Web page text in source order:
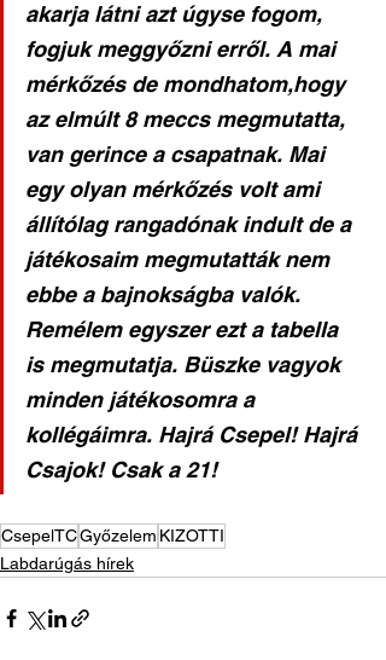
akarja látni azt úgyse fogom,
fogjuk meggyőzni erről. A mai
mérkőzés de mondhatom,hogy
az elmúlt 8 meccs megmutatta,
van gerince a csapatnak. Mai
egy olyan mérkőzés volt ami
állítólag rangadónak indult de a
játékosaim megmutatták nem
ebbe a bajnokságba valók.
Remélem egyszer ezt a tabella
is megmutatja. Büszke vagyok
minden játékosomra a
kollégáimra. Hajrá Csepel! Hajrá
Csajok! Csak a 21!
CsepelTCGyőzelem KIZOTTI
Labdarúgás hírek